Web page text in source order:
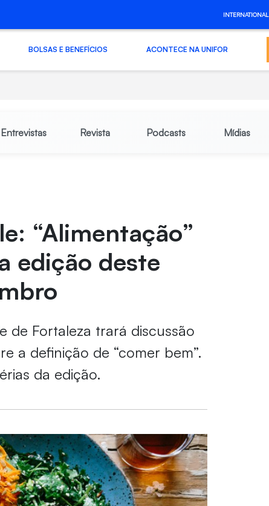
INTERNATIONAL
BOLSAS E BENEFÍCIOS ACONTECE NA UNIFOR
Entrevistas Revista Podcasts Mídias
“Alimentação”
edição deste
de Fortaleza trará discussão
a definição de “comer bem”.
da edição.